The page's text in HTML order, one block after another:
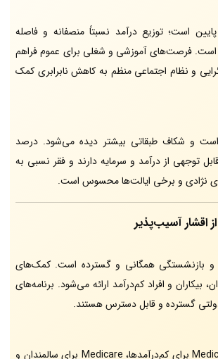
است؛ توزیع درآمد نسبتاً منصفانه و فاصله
است. فرصت‌های آموزشی و شغلی برای عموم فراهم
و نظام اجتماعی منظم به کاهش نابرابری کمک
و شکاف طبقاتی بیشتر دیده می‌شود. درصد
توجهی از درآمد و سرمایه دارند و فقر نسبی به
نژادی و برخی ایالت‌ها محسوس است.
آسیب‌پذیر
و بازنشستگی همگانی و گسترده است. کمک‌های
بیکاران و افراد کم‌درآمد ارائه می‌شود. برنامه‌های
گسترده و قابل دسترس هستند.
برنامه‌هایی مانند Medicaid برای کم‌درآمدها، Medicare برای سالمندان و